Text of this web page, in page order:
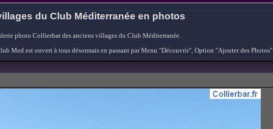
du Club Méditerranée en photos
photo Collierbar des anciens villages du Club Méditerranée.
Med est ouvert à tous désormais en passant par Menu "Découvrir", Option "Ajouter des Photos"